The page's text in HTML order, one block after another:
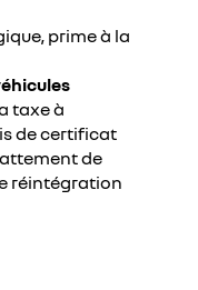
prime à la
taxe à
de certificat
de
réintégration